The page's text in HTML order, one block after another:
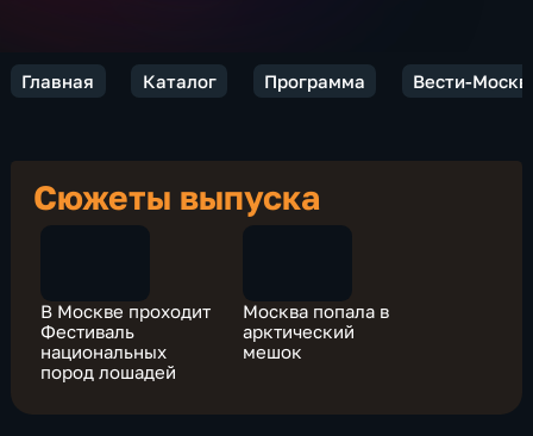
Главная Каталог Программа Вести-
Сюжеты выпуска
В Москве проходит
Фестиваль
национальных
пород лошадей
Москва попала в
арктический
мешок